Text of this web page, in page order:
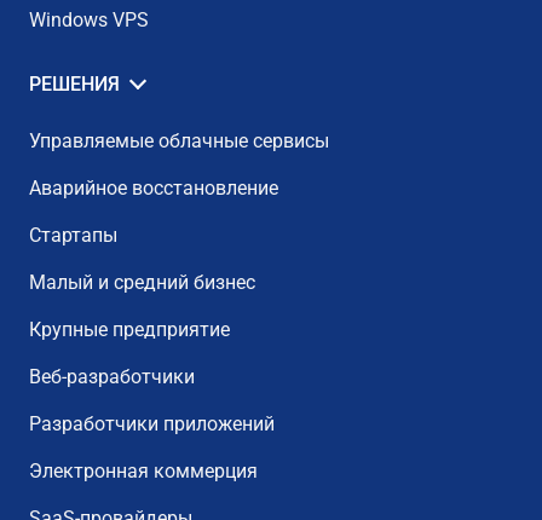
Windows VPS
РЕШЕНИЯ
Управляемые облачные сервисы
Аварийное восстановление
Стартапы
Малый и средний бизнес
Крупные предприятие
Веб-разработчики
Разработчики приложений
Электронная коммерция